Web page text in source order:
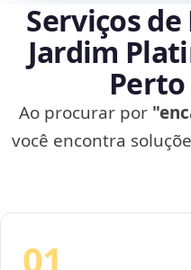
Serviços
Jardim
Ao procurar por
você encontra
01